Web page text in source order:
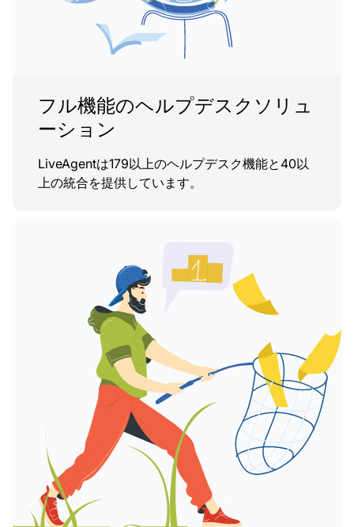
フル機能のヘルプデスクソリュ
ーション
LiveAgentは179以上のヘルプデスク機能と40以
上の統合を提供しています。